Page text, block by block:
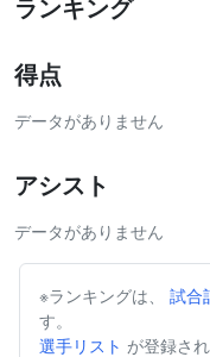
ランキング
得点
データがありません
アシスト
データがありません
※ランキングは、 試合
す。
選手リスト が登録さ